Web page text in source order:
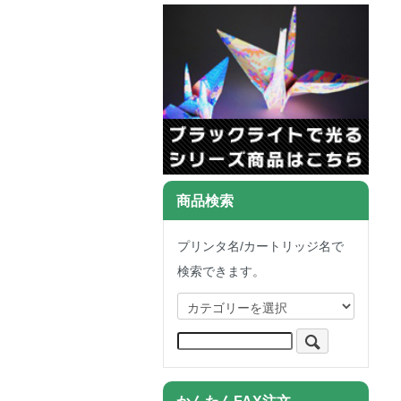
商品検索
プリンタ名/カートリッジ名で
検索できます。